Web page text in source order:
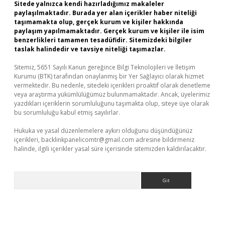
Sitede yalnızca kendi hazırladığımız makaleler
paylaşılmaktadır. Burada yer alan içerikler haber niteliği
taşımamakta olup, gerçek kurum ve kişiler hakkında
paylaşım yapılmamaktadır. Gerçek kurum ve kişiler ile isim
benzerlikleri tamamen tesadüfidir. Sitemizdeki bilgiler
taslak halindedir ve tavsiye niteliği taşımazlar.
Sitemiz, 5651 Sayılı Kanun gereğince Bilgi Teknolojileri ve İletişim
Kurumu (BTK) tarafından onaylanmış bir Yer Sağlayıcı olarak hizmet
vermektedir. Bu nedenle, sitedeki içerikleri proaktif olarak denetleme
veya araştırma yükümlülüğümüz bulunmamaktadır. Ancak, üyelerimiz
yazdıkları içeriklerin sorumluluğunu taşımakta olup, siteye üye olarak
bu sorumluluğu kabul etmiş sayılırlar.
Hukuka ve yasal düzenlemelere aykırı olduğunu düşündüğünüz
içerikleri, backlinkpanelicomtr@gmail.com adresine bildirmeniz
halinde, ilgili içerikler yasal süre içerisinde sitemizden kaldırılacaktır.